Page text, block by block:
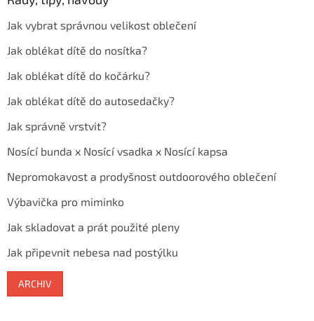
Jak vybrat správnou velikost oblečení
Jak oblékat dítě do nosítka?
Jak oblékat dítě do kočárku?
Jak oblékat dítě do autosedačky?
Jak správně vrstvit?
Nosící bunda x Nosící vsadka x Nosící kapsa
Nepromokavost a prodyšnost outdoorového oblečení
Výbavička pro miminko
Jak skladovat a prát použité pleny
Jak připevnit nebesa nad postýlku
ARCHIV